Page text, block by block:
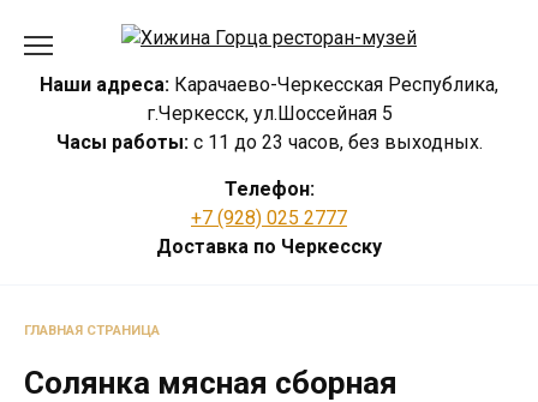
Наши адреса: Карачаево-Черкесская Республика,
г.Черкесск, ул.Шоссейная 5
Часы работы: с 11 до 23 часов, без выходных.
Телефон:
+7 (928) 025 2777
Доставка по Черкесску
ГЛАВНАЯ СТРАНИЦА
Солянка мясная сборная